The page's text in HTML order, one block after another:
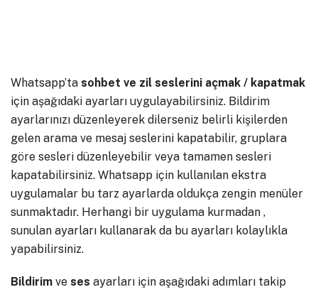
Whatsapp’ta sohbet ve zil seslerini açmak / kapatmak
için aşağıdaki ayarları uygulayabilirsiniz. Bildirim
ayarlarınızı düzenleyerek dilerseniz belirli kişilerden
gelen arama ve mesaj seslerini kapatabilir, gruplara
göre sesleri düzenleyebilir veya tamamen sesleri
kapatabilirsiniz. Whatsapp için kullanılan ekstra
uygulamalar bu tarz ayarlarda oldukça zengin menüler
sunmaktadır. Herhangi bir uygulama kurmadan ,
sunulan ayarları kullanarak da bu ayarları kolaylıkla
yapabilirsiniz.
Bildirim ve ses ayarları için aşağıdaki adımları takip